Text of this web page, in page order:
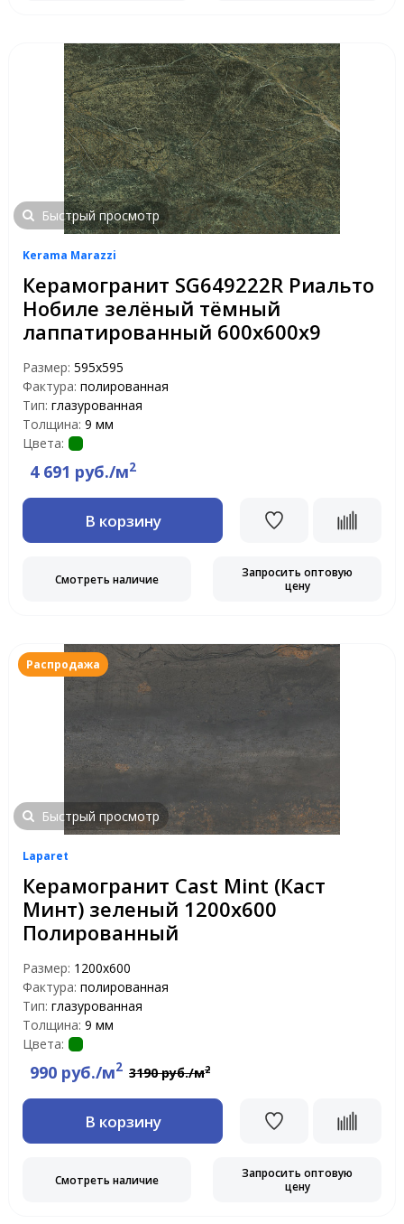
Быстрый просмотр
Kerama Marazzi
Керамогранит SG649222R Риальто
Нобиле зелёный тёмный
лаппатированный 600х600х9
Размер: 595x595
Фактура: полированная
Тип: глазурованная
Толщина: 9 мм
Цвета:
4 691 руб./м2
В корзину
Смотреть наличие
Запросить оптовую
цену
Распродажа
Быстрый просмотр
Laparet
Керамогранит Cast Mint (Каст
Минт) зеленый 1200х600
Полированный
Размер: 1200х600
Фактура: полированная
Тип: глазурованная
Толщина: 9 мм
Цвета:
990 руб./м2 3190 руб./м2
В корзину
Смотреть наличие
Запросить оптовую
цену